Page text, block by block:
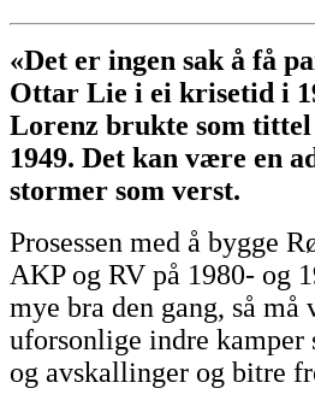
«Det er ingen sak å få
Ottar Lie i ei krise­tid i
Lorenz brukte som
1949. Det kan være en
stormer som verst.
Prosessen med å bygge
AKP og RV på 1980- og
mye bra den gang, så
uforsonlige indre
og avskallinger og bitre